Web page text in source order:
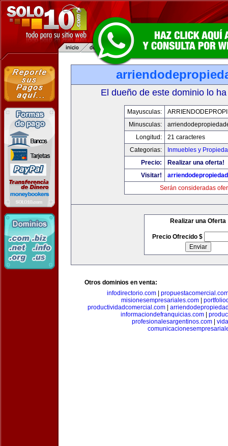
El dueño de este dominio lo
Mayusculas:
Minusculas:
Longitud:
21 caracteres
Categorias:
Inmuebles y
Precio:
Realizar una oferta!
Visitar!
Serán consideradas
Realizar una Oferta
Precio Ofrecido $
Otros dominios en venta:
infodirectorio.com
misionesempresariales.com
productividadcomercial.com
informaciondefranquicias.com
profesionalesargentinos.com|